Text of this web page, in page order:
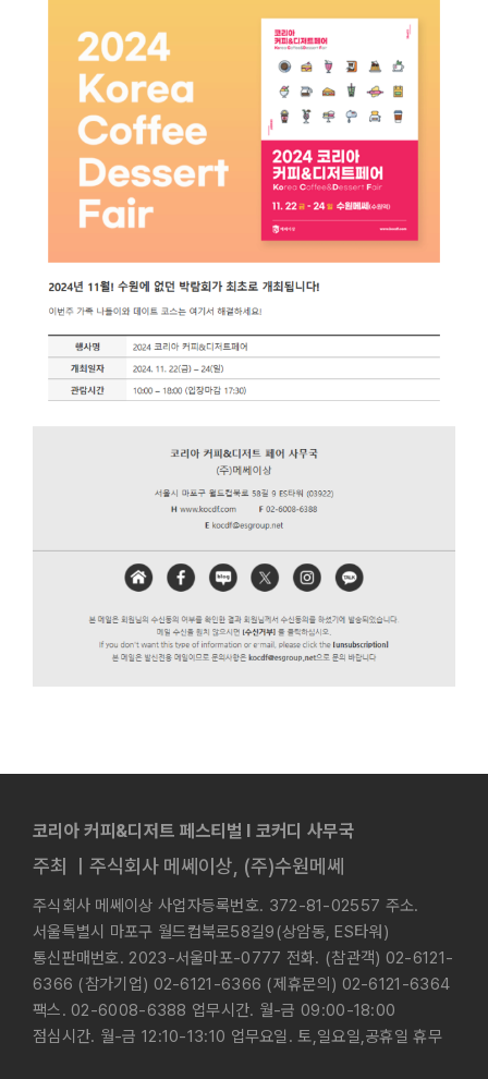
코리아 커피&디저트 페스티벌 l 코커디 사무국
주최 ㅣ주식회사 메쎄이상, (주)수원메쎄
주식회사 메쎄이상 사업자등록번호. 372-81-02557 주소.
서울특별시 마포구 월드컵북로58길9(상암동, ES타워)
통신판매번호. 2023-서울마포-0777 전화. (참관객) 02-6121-
6366 (참가기업) 02-6121-6366 (제휴문의) 02-6121-6364
팩스. 02-6008-6388 업무시간. 월-금 09:00-18:00
점심시간. 월-금 12:10-13:10 업무요일. 토,일요일,공휴일 휴무